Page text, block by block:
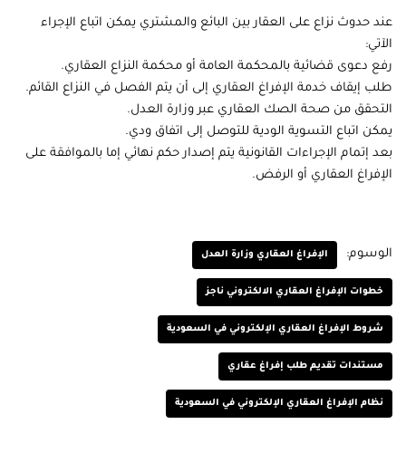
عند حدوث نزاع على العقار بين البائع والمشتري يمكن اتباع الإجراء
الآتي:
رفع دعوى قضائية بالمحكمة العامة أو محكمة النزاع العقاري.
طلب إيقاف خدمة الإفراغ العقاري إلى أن يتم الفصل في النزاع القائم.
التحقق من صحة الصك العقاري عبر وزارة العدل.
يمكن اتباع التسوية الودية للتوصل إلى اتفاق ودي.
بعد إتمام الإجراءات القانونية يتم إصدار حكم نهائي إما بالموافقة على
الإفراغ العقاري أو الرفض.
الوسوم: الإفراغ العقاري وزارة العدل
خطوات الإفراغ العقاري الالكتروني ناجز
شروط الإفراغ العقاري الإلكتروني في السعودية
مستندات تقديم طلب إفراغ عقاري
نظام الإفراغ العقاري الإلكتروني في السعودية